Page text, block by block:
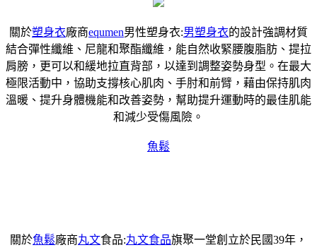
關於塑身衣廠商equmen男性塑身衣:男塑身衣的設計強調材質
結合彈性纖維、尼龍和聚酯纖維，能自然收緊腰腹脂肪、提拉
肩膀，更可以和緩地拉直背部，以達到調整姿勢身型。在最大
極限活動中，協助支撐核心肌肉、手肘和前臂，藉由保持肌肉
溫暖、提升身體機能和改善姿勢，幫助提升運動時的最佳肌能
和減少受傷風險。
魚鬆
關於魚鬆廠商丸文食品:丸文食品旗聚一堂創立於民國39年，